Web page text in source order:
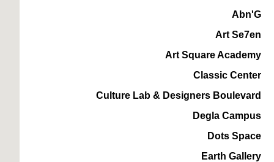
Abn'G
Art Se7en
Art Square Academy
Classic Center
Culture Lab & Designers Boulevard
Degla Campus
Dots Space
Earth Gallery